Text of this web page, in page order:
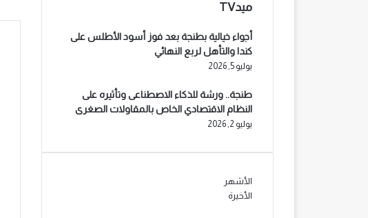
ميدTV
أجواء خيالية بطنجة بعد فوز أسود الأطلس على
كندا والتأهل لربع النهائي
يوليو 5, 2026
طنجة.. ورشة للذكاء الاصطناعى وتأثيره على
النظام الاقتصادي الخاص بالمقاولات الصغرى
يوليو 2, 2026
الأشهر
الأخيرة